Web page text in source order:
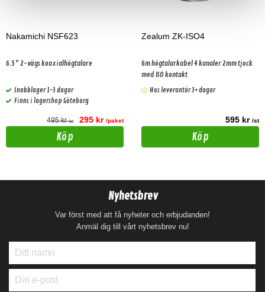
Nakamichi NSF623
6.5" 2-vägs koaxialhögtalare
Snabblager 1-3 dagar
Finns i lagershop Göteborg
495 kr/st 295 kr /paket
Köp
Zealum ZK-ISO4
6m högtalarkabel 4 kanaler 2mm tjock
med ISO kontakt
Hos leverantör 3+ dagar
595 kr /st
Köp
Nyhetsbrev
Var först med att få nyheter och erbjudanden!
Anmäl dig till vårt nyhetsbrev nu!